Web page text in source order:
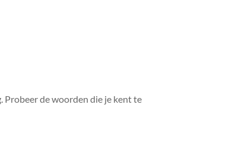
Probeer de woorden die je kent te